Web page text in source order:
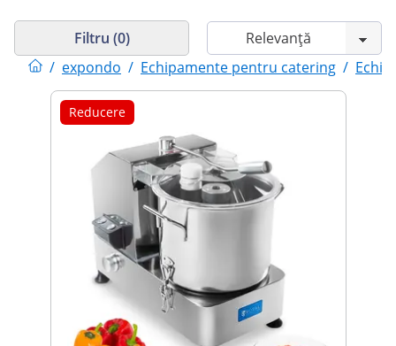
/ expondo / Echipamente pentru catering /
Filtru (0)
Reducere